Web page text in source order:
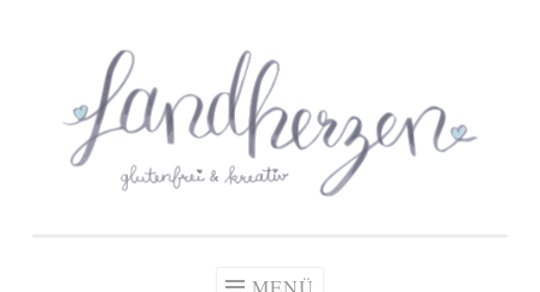
springen
Zöliakie, glutenfreie Ernährung
MENÜ